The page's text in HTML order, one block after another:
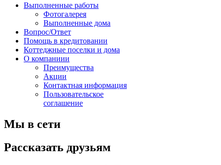
Выполненные работы
Фотогалерея
Выполненные дома
Вопрос/Ответ
Помощь в кредитовании
Коттеджные поселки и дома
О компаниии
Преимущества
Акции
Контактная информация
Пользовательское
соглашение
Мы в сети
Рассказать друзьям